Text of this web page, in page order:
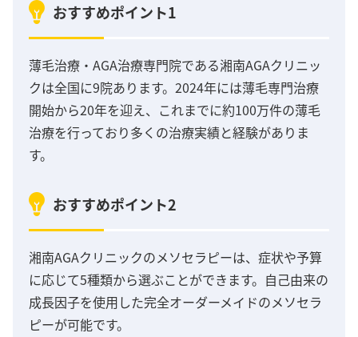
おすすめポイント1
薄毛治療・AGA治療専門院である湘南AGAクリニッ
クは全国に9院あります。2024年には薄毛専門治療
開始から20年を迎え、これまでに約100万件の薄毛
治療を行っており多くの治療実績と経験がありま
す。
おすすめポイント2
湘南AGAクリニックのメソセラピーは、症状や予算
に応じて5種類から選ぶことができます。自己由来の
成長因子を使用した完全オーダーメイドのメソセラ
ピーが可能です。